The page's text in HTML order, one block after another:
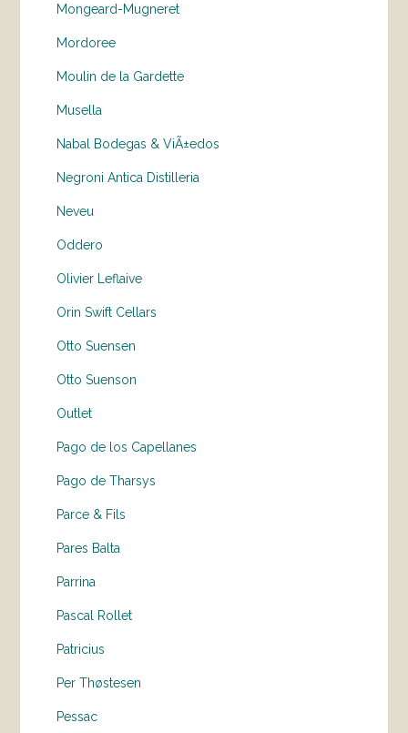
Mongeard-Mugneret
Mordoree
Moulin de la Gardette
Musella
Nabal Bodegas & ViÃ±edos
Negroni Antica Distilleria
Neveu
Oddero
Olivier Leflaive
Orin Swift Cellars
Otto Suensen
Otto Suenson
Outlet
Pago de los Capellanes
Pago de Tharsys
Parce & Fils
Pares Balta
Parrina
Pascal Rollet
Patricius
Per Thøstesen
Pessac